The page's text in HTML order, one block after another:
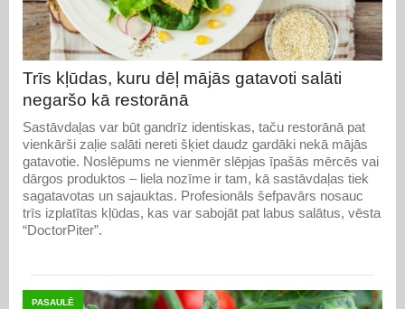
Trīs kļūdas, kuru dēļ mājās gatavoti salāti
negaršo kā restorānā
Sastāvdaļas var būt gandrīz identiskas, taču restorānā pat
vienkārši zaļie salāti nereti šķiet daudz gardāki nekā mājās
gatavotie. Noslēpums ne vienmēr slēpjas īpašās mērcēs vai
dārgos produktos – liela nozīme ir tam, kā sastāvdaļas tiek
sagatavotas un sajauktas. Profesionāls šefpavārs nosauc
trīs izplatītas kļūdas, kas var sabojāt pat labus salātus, vēsta
“DoctorPiter”.
PASAULĒ